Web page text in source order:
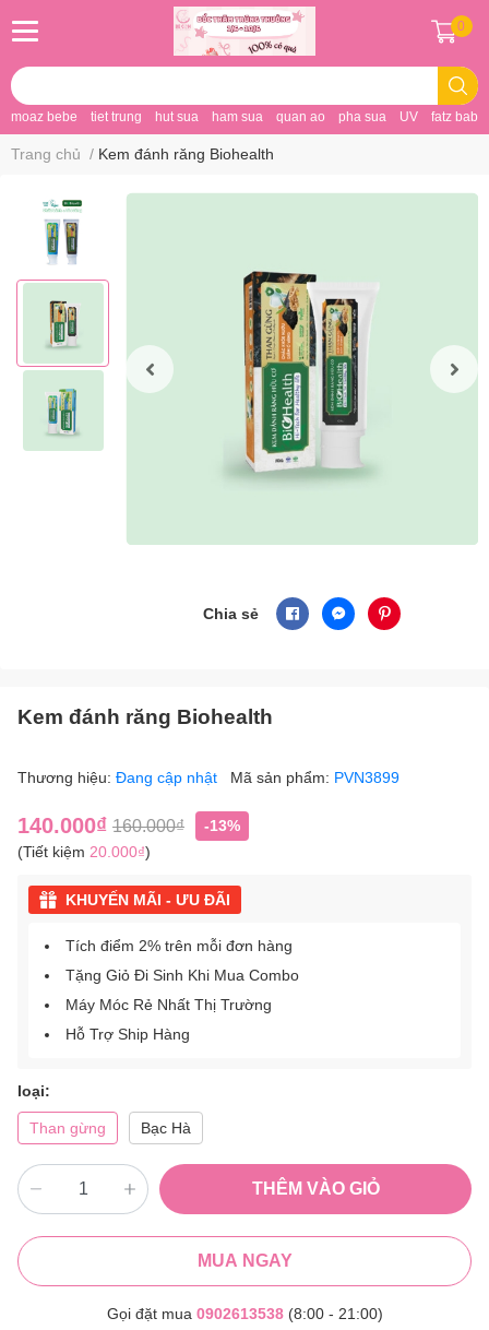
moaz bebe tiet trung hut sua ham sua quan ao pha sua UV fatz baby
0
Trang chủ / Kem đánh răng Biohealth
Chia sẻ
Kem đánh răng Biohealth
Thương hiệu: Đang cập nhật Mã sản phẩm: PVN3899
140.000₫ 160.000₫
-13%
(Tiết kiệm 20.000₫)
KHUYẾN MÃI - ƯU ĐÃI
Tích điểm 2% trên mỗi đơn hàng
Tặng Giỏ Đi Sinh Khi Mua Combo
Máy Móc Rẻ Nhất Thị Trường
Hỗ Trợ Ship Hàng
loại:
Than gừng Bạc Hà
THÊM VÀO GIỎ
MUA NGAY
Gọi đặt mua 0902613538(8:00 - 21:00)